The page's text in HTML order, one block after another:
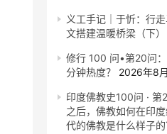
义工手记｜于忻：行
文搭建温暖桥梁（下）
修行 100 问•第20问
分钟热度？
2026年8
印度佛教史100问 ·
之后，佛教如何在印
代的佛教是什么样子的